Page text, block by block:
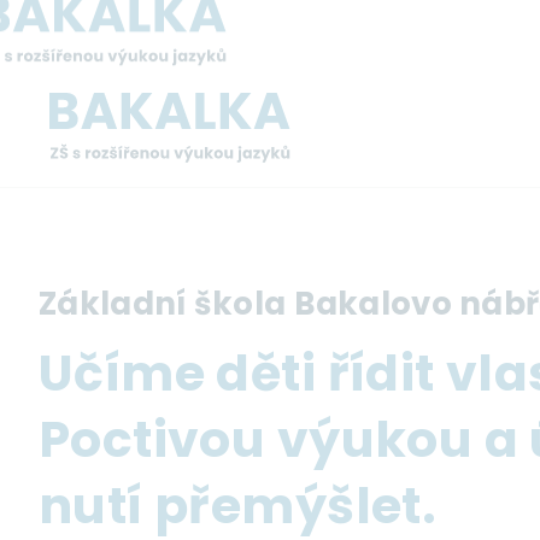
hlavnímu
Základní škola Bakalovo
Učíme děti řídit
Poctivou výukou a
nutí přemýšlet.